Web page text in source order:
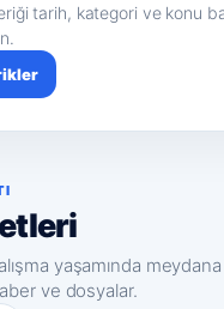
tarih, kategori ve konu
yaşamında
ve dosyalar.